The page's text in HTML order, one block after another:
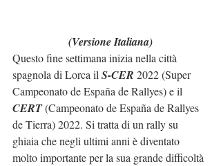
(Versione Italiana)
Questo fine settimana inizia nella città
spagnola di Lorca il S-CER 2022 (Super
Campeonato de España de Rallyes) e il
CERT (Campeonato de España de Rallyes
de Tierra) 2022. Si tratta di un rally su
ghiaia che negli ultimi anni è diventato
molto importante per la sua grande difficoltà